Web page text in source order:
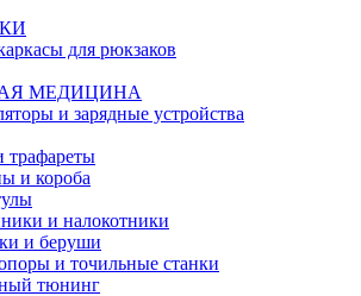
для рюкзаков
МЕДИЦИНА
и зарядные устройства
трафареты
и короба
и налокотники
и беруши
и точильные станки
тюнинг